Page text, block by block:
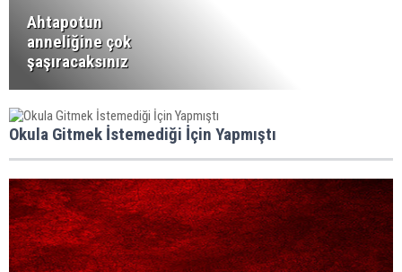
Ahtapotun
anneliğine çok
şaşıracaksınız
Okula Gitmek İstemediği İçin Yapmıştı